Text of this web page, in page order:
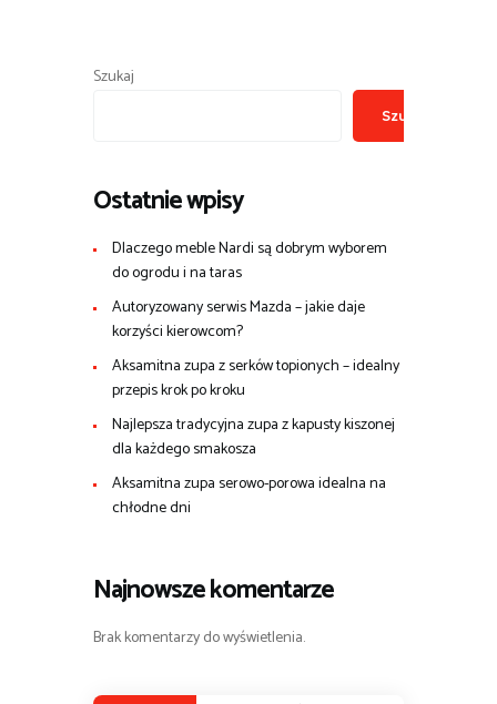
Szukaj
Szukaj
Ostatnie wpisy
Dlaczego meble Nardi są dobrym wyborem
do ogrodu i na taras
Autoryzowany serwis Mazda – jakie daje
korzyści kierowcom?
Aksamitna zupa z serków topionych – idealny
przepis krok po kroku
Najlepsza tradycyjna zupa z kapusty kiszonej
dla każdego smakosza
Aksamitna zupa serowo-porowa idealna na
chłodne dni
Najnowsze komentarze
Brak komentarzy do wyświetlenia.